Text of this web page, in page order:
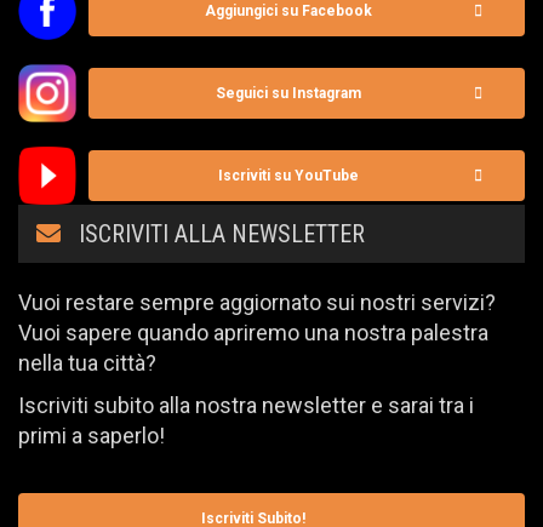
Aggiungici su Facebook
Seguici su Instagram
Iscriviti su YouTube
ISCRIVITI ALLA NEWSLETTER
Vuoi restare sempre aggiornato sui nostri servizi?
Vuoi sapere quando apriremo una nostra palestra
nella tua città?
Iscriviti subito alla nostra newsletter e sarai tra i
primi a saperlo!
Iscriviti Subito!